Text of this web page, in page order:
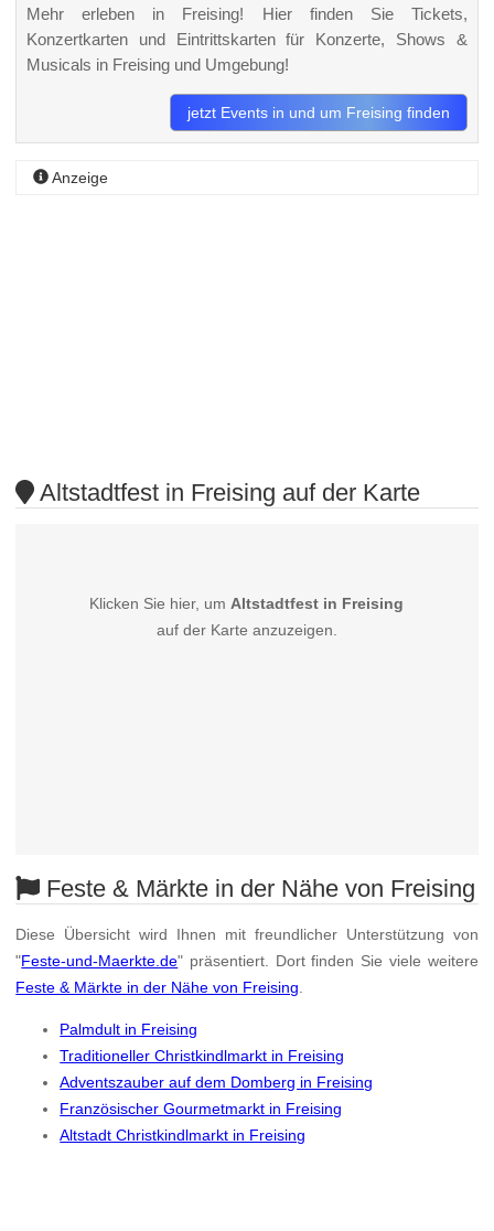
Mehr erleben in Freising! Hier finden Sie Tickets,
Konzertkarten und Eintrittskarten für Konzerte, Shows &
Musicals in Freising und Umgebung!
jetzt Events in und um Freising finden
Anzeige
Altstadtfest in Freising auf der Karte
Klicken Sie hier, umAltstadtfest in Freising
auf der Karte anzuzeigen.
Feste & Märkte in der Nähe von Freising
Diese Übersicht wird Ihnen mit freundlicher Unterstützung von
"Feste-und-Maerkte.de" präsentiert. Dort finden Sie viele weitere
Feste & Märkte in der Nähe von Freising
Palmdult in Freising
Traditioneller Christkindlmarkt in Freising
Adventszauber auf dem Domberg in Freising
Französischer Gourmetmarkt in Freising
Altstadt Christkindlmarkt in Freising